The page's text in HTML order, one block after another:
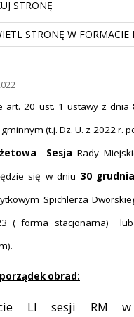
STRONĘ
STRONĘ W FORMACIE
art. 20 ust. 1 ustawy z
(t.j. Dz. U. z 2022 r.
Sesja Rady
się w dniu 30
Spichlerza
( forma stacjonarna)
obrad:
LI sesji RM